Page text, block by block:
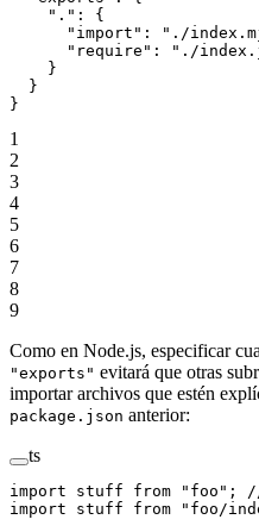
    "."
: {
      "import"
: "./
      "require"
:
"./
    }
  }
}
1
2
3
4
5
6
7
8
9
Como en Node.js, especificar
"exports" evitará que otras
importar archivos que estén
package.json anterior:
ts
import stuff from "foo" ;
import stuff from "foo/